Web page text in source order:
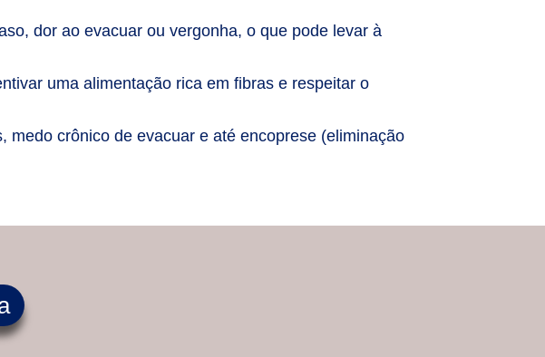
dor ao evacuar ou vergonha, o que pode levar à
uma alimentação rica em fibras e respeitar o
crônico de evacuar e até encoprese (eliminação